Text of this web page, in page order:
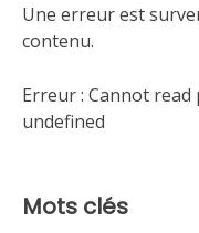
Une erreur est
contenu.
Erreur : Cannot
undefined
Mots clés